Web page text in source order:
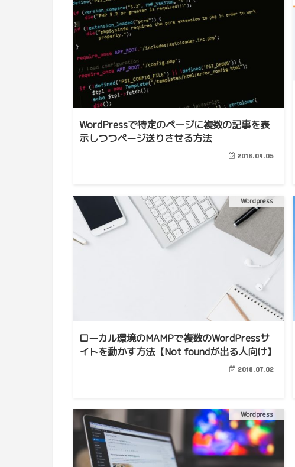
WordPressで特定のページに複数の記事を表
示しつつページ送りさせる方法
2018.09.05
Wordpress
ローカル環境のMAMPで複数のWordPressサ
イトを動かす方法【Not foundが出る人向け】
2018.07.02
Wordpress